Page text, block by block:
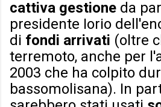
cattiva gestione da
presidente Iorio
di fondi arrivati (oltre
terremoto, anche per
2003 che ha colpito
bassomolisana). In